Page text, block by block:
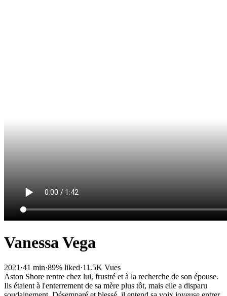
Vanessa Vega
2021 ·41 min·89% liked·11.5K Vues
Aston Shore rentre chez lui, frustré et à la recherche de son épouse.
Ils étaient à l'enterrement de sa mère plus tôt, mais elle a disparu